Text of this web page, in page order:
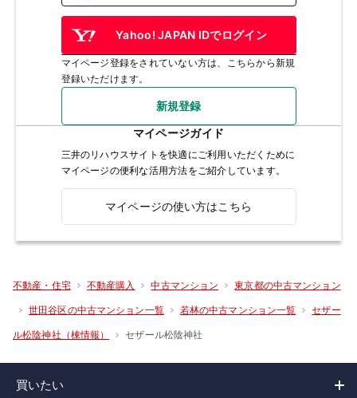
Yahoo! JAPAN IDでログイン
マイページ登録をされていない方は、こちらから新規
登録いただけます。
新規登録
マイページガイド
三井のリハウスサイトを快適にご利用いただくために
マイページの便利な活用方法をご紹介しています。
マイページの使い方はこちら
不動産・住宅 不動産購入 中古マンション 東京都の中古マンション
世田谷区の中古マンション一覧 若林の中古マンション一覧 セザー
ル松陰神社（棟情報） セザール松陰神社
買いたい